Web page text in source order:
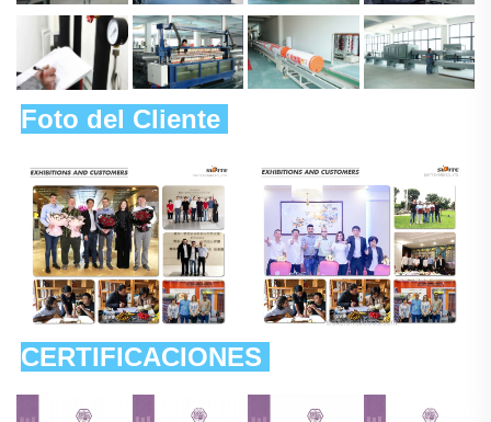
Foto del Cliente
CERTIFICACIONES